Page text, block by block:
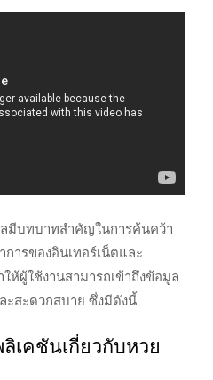
มีบทบาทสำคัญในการค้นคว้า
ารของอินเทอร์เน็ตและ
ห้ผู้ใช้งานสามารถเข้าถึงข้อมูล
ะสะดวกสบาย ซึ่งมีดังนี้
เคชันเกี่ยวกับหวย